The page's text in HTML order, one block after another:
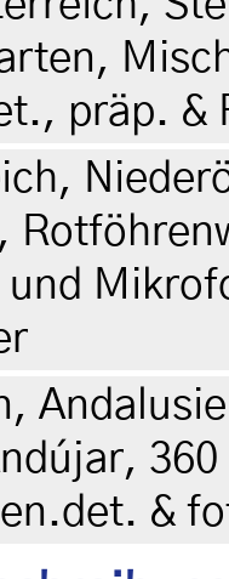
präp. &
und
&